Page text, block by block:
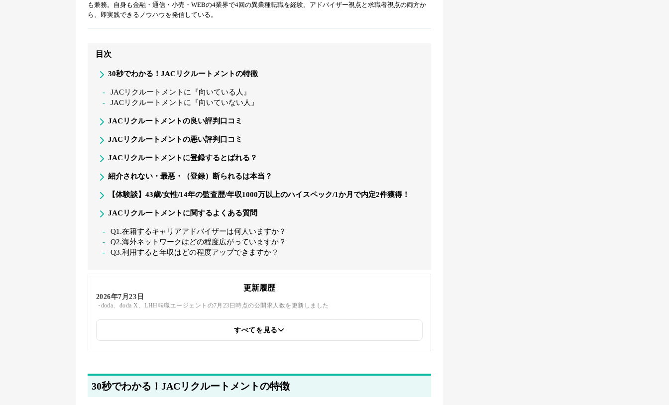
も兼務。自身も金融・通信・小売・WEBの4業界で4回の異業種転職を経験。アドバイザー視点と求職者視点の両方か
ら、即実践できるノウハウを発信している。
目次
30秒でわかる！JACリクルートメントの特徴
JACリクルートメントに『向いている人』
JACリクルートメントに『向いていない人』
JACリクルートメントの良い評判口コミ
JACリクルートメントの悪い評判口コミ
JACリクルートメントに登録するとばれる？
紹介されない・最悪・（登録）断られるは本当？
【体験談】43歳/女性/14年の監査歴/年収1000万以上のハイスペック/1か月で内定2件獲得！
JACリクルートメントに関するよくある質問
Q1.在籍するキャリアアドバイザーは何人いますか？
Q2.海外ネットワークはどの程度広がっていますか？
Q3.利用すると年収はどの程度アップできますか？
更新履歴
2026年7月23日
doda、doda X、LHH転職エージェントの7月23日時点の公開求人数を更新しました
ユーザビリティを考慮して、「ハイクラス向け転職エージェント一覧」へのリンクを追加しました
JACリクルートメントに向いている人の詳細説明を追加しました
2026年3月31日
すべてを見る
30秒でわかる！JACリクルートメントの特徴